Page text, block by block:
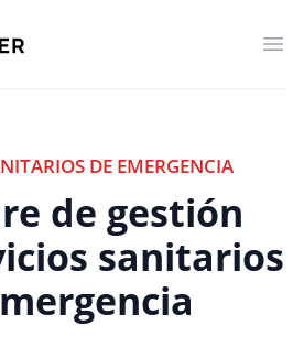
DE EMERGENCIA
de gestión
sanitarios